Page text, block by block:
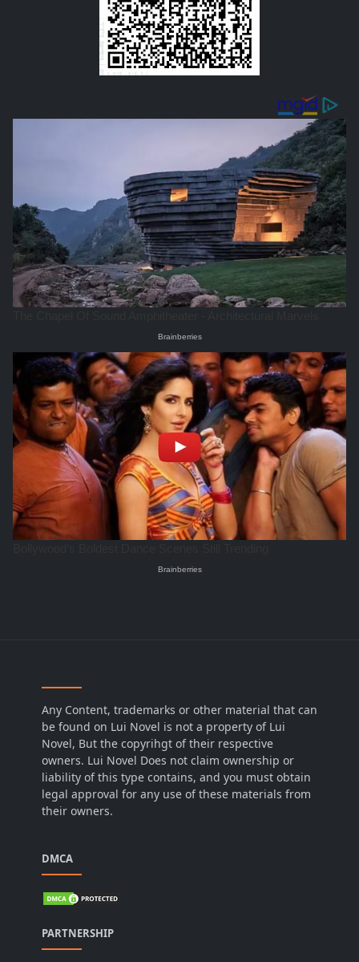
Any Content, trademarks or other material that can
be found on Lui Novel is not a property of Lui
Novel, But the copyrihgt of their respective
owners. Lui Novel Does not claim ownership or
liability of this type contains, and you must obtain
legal approval for any use of these materials from
their owners.
DMCA
PARTNERSHIP